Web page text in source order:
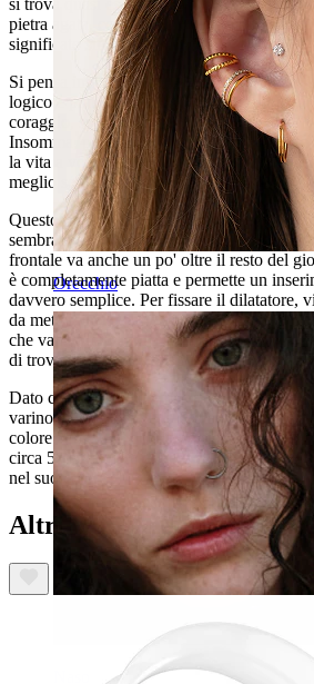
Orecchio
pietra agata, come tutte le altre pietre e
significato simbolico.
Si pensa infatti che sia in grado di formare
logico e pratico. Si pensa anche che abbia
coraggio, sulla forza e pace interiore della
Insomma, può apportare benefici a parti
la vita a volte mette a dura prova e, per
meglio se fossero rafforzate.
Questo plug è fatto con una parte anteriore
sembrare il gioiello più grande di quello
frontale va anche un po' oltre il resto del
è completamente piatta e permette un
davvero semplice. Per fissare il dilatatore,
da mettere nella parte posteriore. Questo
che vanno da 4 mm a 16 mm. Un grande
di trovare la propria misura.
Dato che l'agata è un materiale naturale,
varino leggermente uno dall'altro per
colore. Anche se questa versione di agata
circa 50 sfumature di nero e, per questa
nel suo colore.
Altri hanno acquistato